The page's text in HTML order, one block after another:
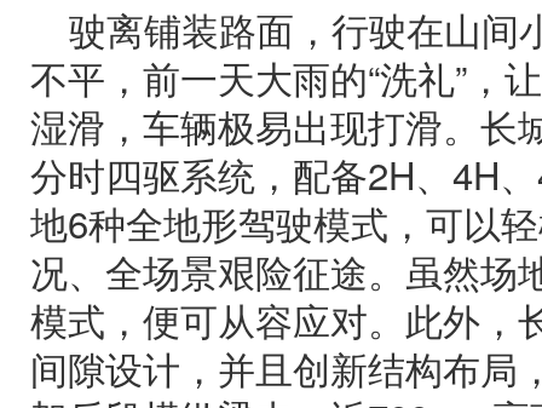
驶离铺装路面，行驶在山间
不平，前一天大雨的“洗礼”，
湿滑，车辆极易出现打滑。长
分时四驱系统，配备2H、4H
地6种全地形驾驶模式，可以
况、全场景艰险征途。虽然场
模式，便可从容应对。此外，
间隙设计，并且创新结构布局